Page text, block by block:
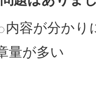
内容が分かり
量が多い